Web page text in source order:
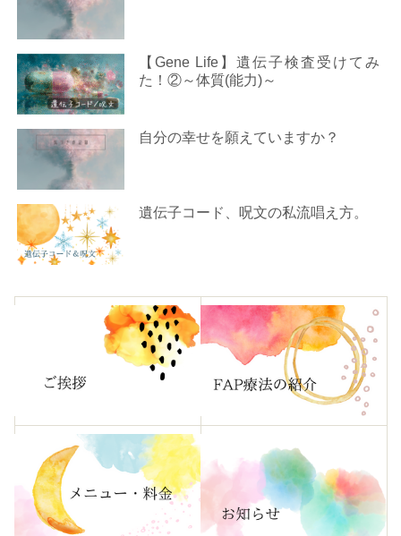
【Gene Life】遺伝子検査受けてみ
た！②～体質(能力)～
自分の幸せを願えていますか？
遺伝子コード、呪文の私流唱え方。